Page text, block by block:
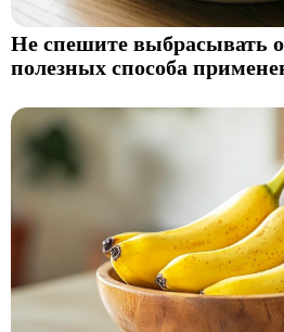
Не спешите выбрасывать
полезных способа